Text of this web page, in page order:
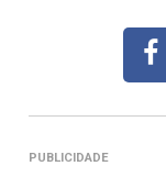
PUBLICIDADE